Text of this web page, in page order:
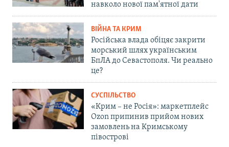
навколо нової пам'ятної дати
ВІЙНА ТА КРИМ
Російська влада обіцяє закрити
морський шлях українським
БпЛА до Севастополя. Чи реально
це?
СУСПІЛЬСТВО
«Крим – не Росія»: маркетплейс
Ozon припинив прийом нових
замовлень на Кримському
півострові